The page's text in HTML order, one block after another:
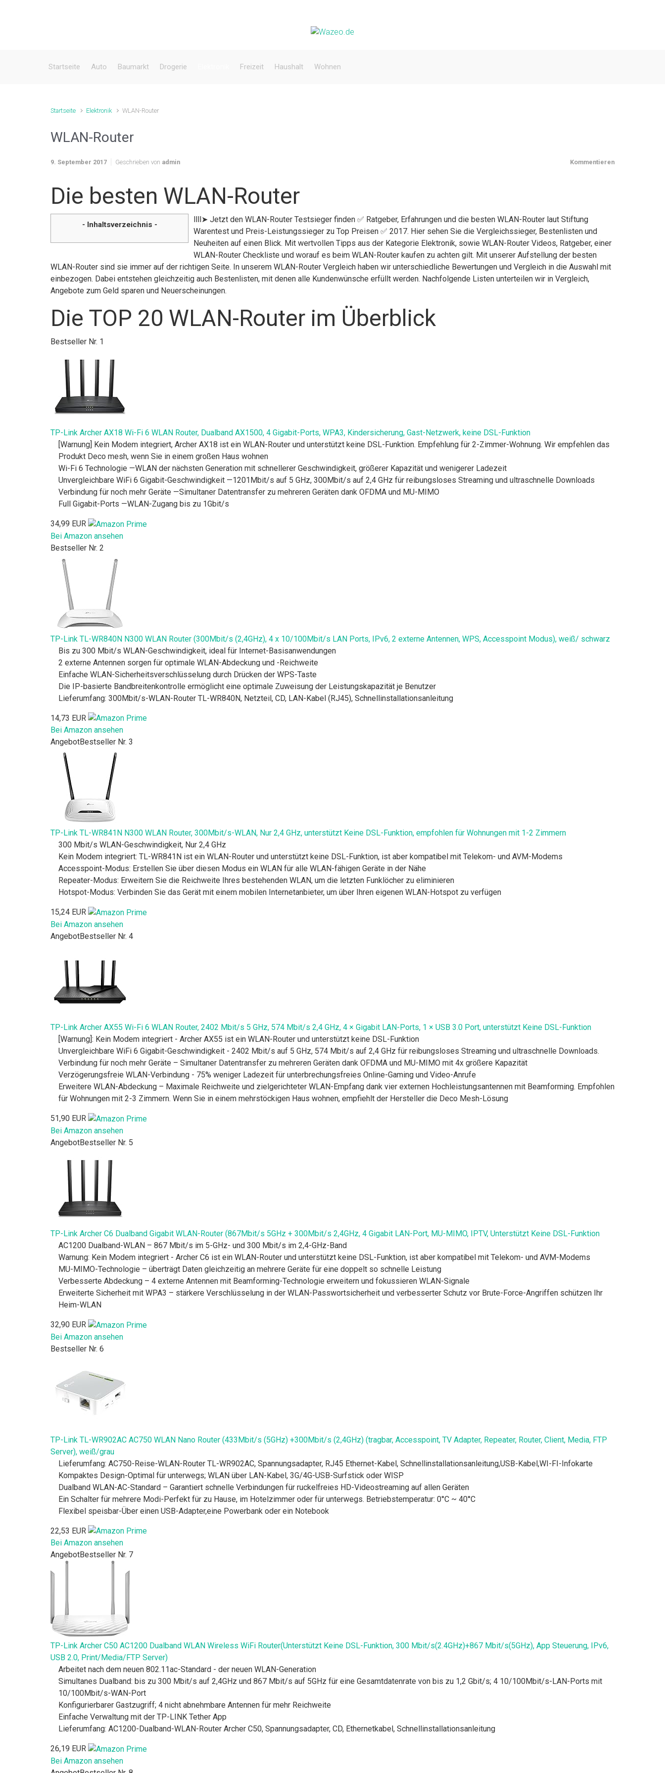
Startseite Auto Baumarkt Drogerie Freizeit Haushalt Wohnen
Startseite Elektronik WLAN-Router
WLAN-Router
9. September 2017 Geschrieben von admin Kommentieren
Die besten WLAN-Router
- Inhaltsverzeichnis -
llll➤ Jetzt den WLAN-Router Testsieger finden ✅ Ratgeber, Erfahrungen und die besten WLAN-Router laut Stiftung
Warentest und Preis-Leistungssieger zu Top Preisen ✅ 2017. Hier sehen Sie die Vergleichssieger, Bestenlisten und
Neuheiten auf einen Blick. Mit wertvollen Tipps aus der Kategorie Elektronik, sowie WLAN-Router Videos, Ratgeber, einer
WLAN-Router Checkliste und worauf es beim WLAN-Router kaufen zu achten gilt. Mit unserer Aufstellung der besten
WLAN-Router sind sie immer auf der richtigen Seite. In unserem WLAN-Router Vergleich haben wir unterschiedliche Bewertungen und Vergleich in die Auswahl mit
einbezogen. Dabei entstehen gleichzeitig auch Bestenlisten, mit denen alle Kundenwünsche erfüllt werden. Nachfolgende Listen unterteilen wir in Vergleich,
Angebote zum Geld sparen und Neuerscheinungen.
Die TOP 20 WLAN-Router im Überblick
Bestseller Nr. 1
TP-Link Archer AX18 Wi-Fi 6 WLAN Router, Dualband AX1500, 4 Gigabit-Ports, WPA3, Kindersicherung, Gast-Netzwerk, keine DSL-Funktion
[Warnung] Kein Modem integriert, Archer AX18 ist ein WLAN-Router und unterstützt keine DSL-Funktion. Empfehlung für 2-Zimmer-Wohnung. Wir empfehlen das
Produkt Deco mesh, wenn Sie in einem großen Haus wohnen
Wi-Fi 6 Technologie —WLAN der nächsten Generation mit schnellerer Geschwindigkeit, größerer Kapazität und wenigerer Ladezeit
Unvergleichbare WiFi 6 Gigabit-Geschwindigkeit —1201Mbit/s auf 5 GHz, 300Mbit/s auf 2,4 GHz für reibungsloses Streaming und ultraschnelle Downloads
Verbindung für noch mehr Geräte —Simultaner Datentransfer zu mehreren Geräten dank OFDMA und MU-MIMO
Full Gigabit-Ports —WLAN-Zugang bis zu 1Gbit/s
34,99 EUR
Bei Amazon ansehen
Bestseller Nr. 2
TP-Link TL-WR840N N300 WLAN Router (300Mbit/s (2,4GHz), 4 x 10/100Mbit/s LAN Ports, IPv6, 2 externe Antennen, WPS, Accesspoint Modus), weiß/ schwarz
Bis zu 300 Mbit/s WLAN-Geschwindigkeit, ideal für Internet-Basisanwendungen
2 externe Antennen sorgen für optimale WLAN-Abdeckung und -Reichweite
Einfache WLAN-Sicherheitsverschlüsselung durch Drücken der WPS-Taste
Die IP-basierte Bandbreitenkontrolle ermöglicht eine optimale Zuweisung der Leistungskapazität je Benutzer
Lieferumfang: 300Mbit/s-WLAN-Router TL-WR840N, Netzteil, CD, LAN-Kabel (RJ45), Schnellinstallationsanleitung
14,73 EUR
Bei Amazon ansehen
AngebotBestseller Nr. 3
TP-Link TL-WR841N N300 WLAN Router, 300Mbit/s-WLAN, Nur 2,4 GHz, unterstützt Keine DSL-Funktion, empfohlen für Wohnungen mit 1-2 Zimmern
300 Mbit/s WLAN-Geschwindigkeit, Nur 2,4 GHz
Kein Modem integriert: TL-WR841N ist ein WLAN-Router und unterstützt keine DSL-Funktion, ist aber kompatibel mit Telekom- und AVM-Modems
Accesspoint-Modus: Erstellen Sie über diesen Modus ein WLAN für alle WLAN-fähigen Geräte in der Nähe
Repeater-Modus: Erweitern Sie die Reichweite Ihres bestehenden WLAN, um die letzten Funklöcher zu eliminieren
Hotspot-Modus: Verbinden Sie das Gerät mit einem mobilen Internetanbieter, um über Ihren eigenen WLAN-Hotspot zu verfügen
15,24 EUR
Bei Amazon ansehen
AngebotBestseller Nr. 4
TP-Link Archer AX55 Wi-Fi 6 WLAN Router, 2402 Mbit/s 5 GHz, 574 Mbit/s 2,4 GHz, 4 × Gigabit LAN-Ports, 1 × USB 3.0 Port, unterstützt Keine DSL-Funktion
[Warnung]: Kein Modem integriert - Archer AX55 ist ein WLAN-Router und unterstützt keine DSL-Funktion
Unvergleichbare WiFi 6 Gigabit-Geschwindigkeit - 2402 Mbit/s auf 5 GHz, 574 Mbit/s auf 2,4 GHz für reibungsloses Streaming und ultraschnelle Downloads.
Verbindung für noch mehr Geräte – Simultaner Datentransfer zu mehreren Geräten dank OFDMA und MU-MIMO mit 4x größere Kapazität
Verzögerungsfreie WLAN-Verbindung - 75% weniger Ladezeit für unterbrechungsfreies Online-Gaming und Video-Anrufe
Erweitere WLAN-Abdeckung – Maximale Reichweite und zielgerichteter WLAN-Empfang dank vier externen Hochleistungsantennen mit Beamforming. Empfohlen
für Wohnungen mit 2-3 Zimmern. Wenn Sie in einem mehrstöckigen Haus wohnen, empfiehlt der Hersteller die Deco Mesh-Lösung
51,90 EUR
Bei Amazon ansehen
AngebotBestseller Nr. 5
TP-Link Archer C6 Dualband Gigabit WLAN-Router (867Mbit/s 5GHz + 300Mbit/s 2,4GHz, 4 Gigabit LAN-Port, MU-MIMO, IPTV, Unterstützt Keine DSL-Funktion
AC1200 Dualband-WLAN – 867 Mbit/s im 5-GHz- und 300 Mbit/s im 2,4-GHz-Band
Warnung: Kein Modem integriert - Archer C6 ist ein WLAN-Router und unterstützt keine DSL-Funktion, ist aber kompatibel mit Telekom- und AVM-Modems
MU-MIMO-Technologie – überträgt Daten gleichzeitig an mehrere Geräte für eine doppelt so schnelle Leistung
Verbesserte Abdeckung – 4 externe Antennen mit Beamforming-Technologie erweitern und fokussieren WLAN-Signale
Erweiterte Sicherheit mit WPA3 – stärkere Verschlüsselung in der WLAN-Passwortsicherheit und verbesserter Schutz vor Brute-Force-Angriffen schützen Ihr
Heim-WLAN
32,90 EUR
Bei Amazon ansehen
Bestseller Nr. 6
TP-Link TL-WR902AC AC750 WLAN Nano Router (433Mbit/s (5GHz) +300Mbit/s (2,4GHz) (tragbar, Accesspoint, TV Adapter, Repeater, Router, Client, Media, FTP
Server), weiß/grau
Lieferumfang: AC750-Reise-WLAN-Router TL-WR902AC, Spannungsadapter, RJ45 Ethernet-Kabel, Schnellinstallationsanleitung,USB-Kabel,WI-FI-Infokarte
Kompaktes Design-Optimal für unterwegs; WLAN über LAN-Kabel, 3G/4G-USB-Surfstick oder WISP
Dualband WLAN-AC-Standard – Garantiert schnelle Verbindungen für ruckelfreies HD-Videostreaming auf allen Geräten
Ein Schalter für mehrere Modi-Perfekt für zu Hause, im Hotelzimmer oder für unterwegs. Betriebstemperatur: 0°C ~ 40°C
Flexibel speisbar-Über einen USB-Adapter,eine Powerbank oder ein Notebook
22,53 EUR
Bei Amazon ansehen
AngebotBestseller Nr. 7
TP-Link Archer C50 AC1200 Dualband WLAN Wireless WiFi Router(Unterstützt Keine DSL-Funktion, 300 Mbit/s(2.4GHz)+867 Mbit/s(5GHz), App Steuerung, IPv6,
USB 2.0, Print/Media/FTP Server)
Arbeitet nach dem neuen 802.11ac-Standard - der neuen WLAN-Generation
Simultanes Dualband: bis zu 300 Mbit/s auf 2,4GHz und 867 Mbit/s auf 5GHz für eine Gesamtdatenrate von bis zu 1,2 Gbit/s; 4 10/100Mbit/s-LAN-Ports mit
10/100Mbit/s-WAN-Port
Konfigurierbarer Gastzugriff; 4 nicht abnehmbare Antennen für mehr Reichweite
Einfache Verwaltung mit der TP-LINK Tether App
Lieferumfang: AC1200-Dualband-WLAN-Router Archer C50, Spannungsadapter, CD, Ethernetkabel, Schnellinstallationsanleitung
26,19 EUR
Bei Amazon ansehen